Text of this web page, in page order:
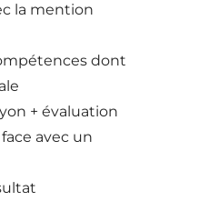
la mention
dont
+ évaluation
avec un